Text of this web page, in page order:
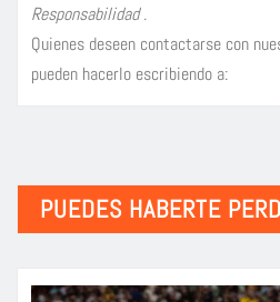
Responsabilidad.
Quienes deseen contactarse con
pueden hacerlo escribiendo a:
PUEDES HABERTE